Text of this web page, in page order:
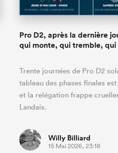
Pro D2, après la dernière
qui monte, qui tremble, qui
Trente journées de Pro D2
tableau des phases finales
et la relégation frappe
Landais.
Willy Billiard
15 Mai 2026, 23:18